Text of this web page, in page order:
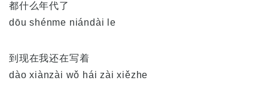
都什么年代了
dōu shénme niándài le
到现在我还在写着
dào xiànzài wǒ hái zài xiězhe